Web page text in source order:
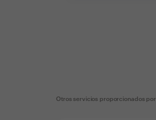
Otros servicios proporcionados por